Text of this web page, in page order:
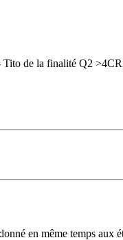
de la finalité Q2
en même temps